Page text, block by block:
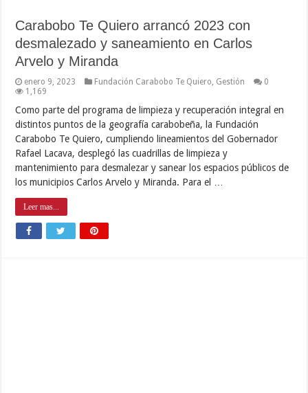
Carabobo Te Quiero arrancó 2023 con
desmalezado y saneamiento en Carlos
Arvelo y Miranda
enero 9, 2023 Fundación Carabobo Te Quiero Gestión
0
1,169
Como parte del programa de limpieza y recuperación integral en
distintos puntos de la geografía carabobeña, la Fundación
Carabobo Te Quiero, cumpliendo lineamientos del Gobernador
Rafael Lacava, desplegó las cuadrillas de limpieza y
mantenimiento para desmalezar y sanear los espacios públicos de
los municipios Carlos Arvelo y Miranda. Para el …
Leer mas...